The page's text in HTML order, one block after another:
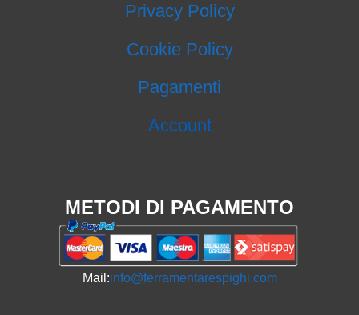
Privacy Policy
Cookie Policy
Pagamenti
Account
METODI DI PAGAMENTO
Mail:info@ferramentarespighi.com